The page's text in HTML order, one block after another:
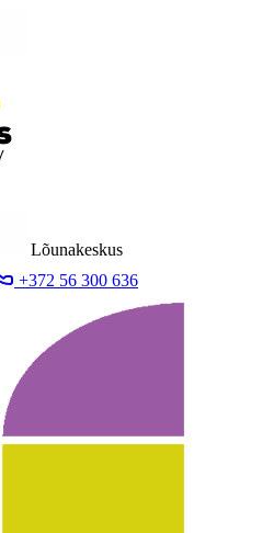
Lõunakeskus
+372 56 300 636